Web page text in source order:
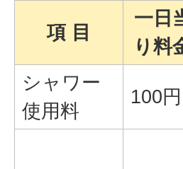
項 目
一日
り料
シャワー
使用料
100円